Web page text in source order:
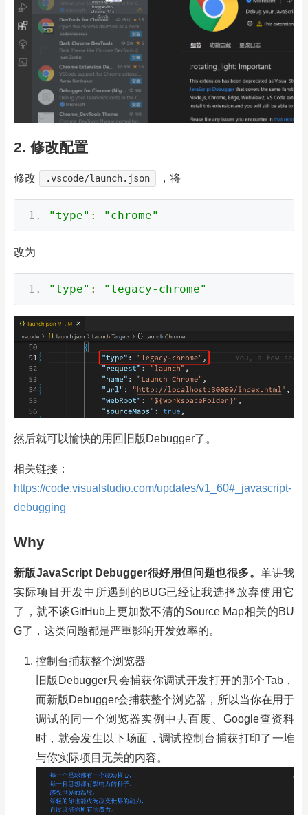
2. 修改配置
修改 .vscode/launch.json ，将
"type" : "chrome"
改为
"type" : "legacy-chrome"
然后就可以愉快的用回旧版Debugger了。
相关链接：
https://code.visualstudio.com/updates/v1_60#_javascript-
debugging
Why
新版JavaScript Debugger很好用但问题也很多。单讲我
实际项目开发中所遇到的BUG已经让我选择放弃使用它
了，就不谈GitHub上更加数不清的Source Map相关的BU
G了，这类问题都是严重影响开发效率的。
控制台捕获整个浏览器
旧版Debugger只会捕获你调试开发打开的那个Tab，
而新版Debugger会捕获整个浏览器，所以当你在用于
调试的同一个浏览器实例中去百度、Google查资料
时，就会发生以下场面，调试控制台捕获打印了一堆
与你实际项目无关的内容。